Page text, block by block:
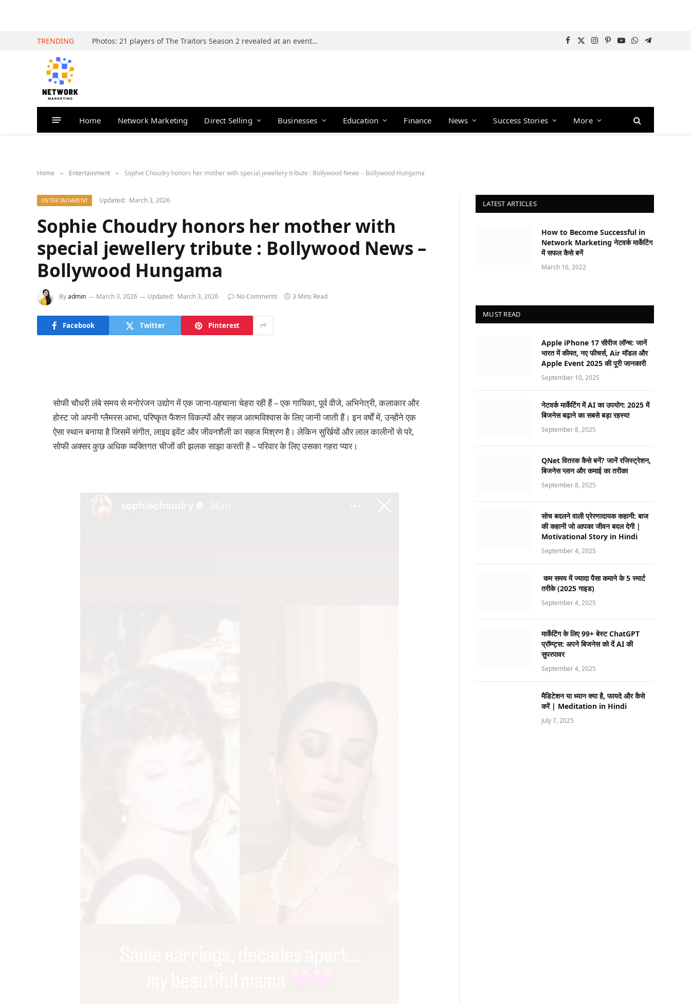
TRENDING Photos: 21 players of The Traitors Season 2 revealed at an event in Mumbai Facebook
X
Instagram
Pinterest
YouTube
WhatsApp
Telegram
Home Network Marketing Direct Selling Businesses Education Finance News Success Stories More
Home » Entertainment » Sophie Choudry honors her mother with special jewellery tribute : Bollywood News – Bollywood Hungama
ENTERTAINMENT Updated: March 3, 2026
Sophie Choudry honors her mother with
special jewellery tribute : Bollywood News –
Bollywood Hungama
Byadmin March 3, 2026 Updated: March 3, 2026 No Comments 3 Mins Read
Facebook Twitter Pinterest
सोफी चौधरी लंबे समय से मनोरंजन उद्योग में एक जाना-पहचाना चेहरा रही हैं – एक गायिका, पूर्व वीजे, अभिनेत्री, कलाकार और
होस्ट जो अपनी ग्लैमरस आभा, परिष्कृत फैशन विकल्पों और सहज आत्मविश्वास के लिए जानी जाती हैं। इन वर्षों में, उन्होंने एक
ऐसा स्थान बनाया है जिसमें संगीत, लाइव इवेंट और जीवनशैली का सहज मिश्रण है। लेकिन सुर्खियों और लाल कालीनों से परे,
सोफी अक्सर कुछ अधिक व्यक्तिगत चीजों की झलक साझा करती है – परिवार के लिए उसका गहरा प्यार।
LATEST ARTICLES
How to Become Successful in
Network Marketing नेटवर्क मार्केटिंग
में सफल कैसे बनें
March 16, 2022
MUST READ
Apple iPhone 17 सीरीज लॉन्च: जानें
भारत में कीमत, नए फीचर्स, Air मॉडल और
Apple Event 2025 की पूरी जानकारी
September 10, 2025
नेटवर्क मार्केटिंग में AI का उपयोग: 2025 में
बिजनेस बढ़ाने का सबसे बड़ा रहस्य!
September 8, 2025
QNet वितरक कैसे बनें? जानें रजिस्ट्रेशन,
बिजनेस प्लान और कमाई का तरीका
September 8, 2025
सोच बदलने वाली प्रेरणादायक कहानी: बाज
की कहानी जो आपका जीवन बदल देगी |
Motivational Story in Hindi
September 4, 2025
कम समय में ज्यादा पैसा कमाने के 5 स्मार्ट
तरीके (2025 गाइड)
September 4, 2025
मार्केटिंग के लिए 99+ बेस्ट ChatGPT
प्रॉम्प्ट्स: अपने बिजनेस को दें AI की
सुपरपावर
September 4, 2025
मैडिटेशन या ध्यान क्या है, फायदे और कैसे
करें | Meditation in Hindi
July 7, 2025